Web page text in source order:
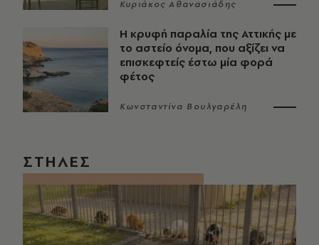
Κυριάκος Αθανασιάδης
Η κρυφή παραλία της Αττικής με
το αστείο όνομα, που αξίζει να
επισκεφτείς έστω μία φορά
φέτος
Κωνσταντίνα Βουλγαρέλη
ΣΤΗΛΕΣ